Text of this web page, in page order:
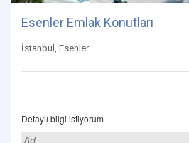
Esenler Emlak Konutları
İstanbul, Esenler
Detaylı bilgi istiyorum